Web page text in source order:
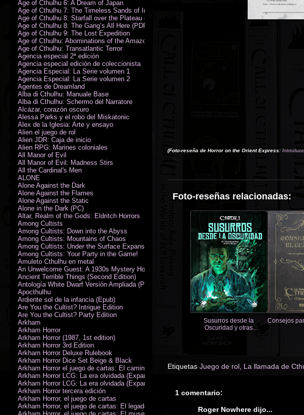
(Foto-reseña de Horror on the Orient Express:
Foto-reseñas relacionadas:
Susurros desde la
Oscuridad y otras
Consejos
Etiquetas Juego de rol, La llamada de
1 comentario:
Roger Nowhere dijo...
Age of Cthulhu 6: A Dream of Japan
Age of Cthulhu 7: The Timeless Sands of India
Age of Cthulhu 8: Starfall over the Plateau of Leng
Age of Cthulhu 8: The Gang’s All Here (PDF)
Age of Cthulhu 9: The Lost Expedition
Age of Cthulhu: Abominations of the Amazon
Age of Cthulhu: Transatlantic Terror
Agencia especial 2ª edición
Agencia especial edición de coleccionista
Agencia Especial: La Serie volumen 1
Agencia Especial: La Serie volumen 2
Agentes de Dreamland
Alba di Cthulhu: Manuale Base
Alba di Cthulhu: Schermo del Narratore
Alcázar, corazón oscuro
Alessa Parks y el robo del Miskatonic
Álex de la Iglesia: Arte y ensayo
Alien el juego de rol
Alien JDR: Caja de inicio
Alien RPG: Marines coloniales
All Manor of Evil
All Manor of Evil: Madness Stirs
All the Cardinal's Men
ALONE
Alone Against the Dark
Alone Against the Flames
Alone Against the Static
Alone in the Dark (PC)
Altar, Realm of the Gods: Eldritch Horrors
Among Cultists
Among Cultists: Down into the Abyss
Among Cultists: Mountains of Chaos
Among Cultists: Under the Surface Expansion
Among Cultists: Your Party in the Game!
Amuleto Cthulhu en metal
An Unwelcome Guest: A 1930s Mystery Horror Adventure RPG
Ancient Terrible Things (Second Edition)
Antología White Dwarf Versión Ampliada (PDF)
Apocthulhu
Ardiente sol de la infancia (Epub)
Are You the Cultist? Intrigue Edition
Are You the Cultist? Party Edition
Arkham
Arkham Horror
Arkham Horror (1987, 1st edition)
Arkham Horror 3rd Edition
Arkham Horror Deluxe Rulebook
Arkham Horror Dice Set Beige & Black
Arkham Horror el juego de cartas: El camino a Carcosa - Exp. campaña
Arkham Horror LCG: La era olvidada (Expansión de campaña)
Arkham Horror LCG: La era olvidada (Expansión de investigadores)
Arkham Horror tercera edición
Arkham Horror, el juego de cartas
Arkham Horror, el juego de cartas: El legado de Dunwich expansión